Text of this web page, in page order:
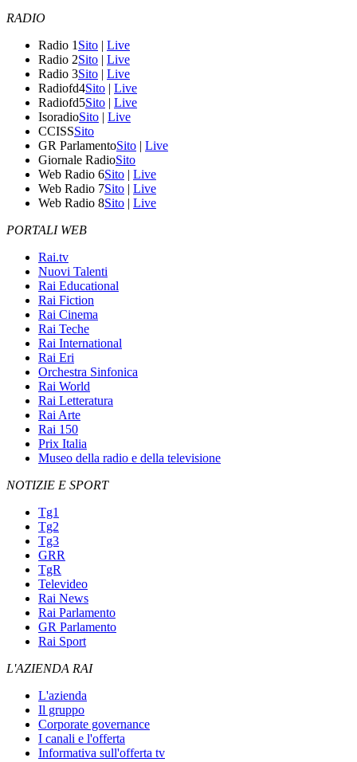
RADIO
Radio 1 Sito | Live
Radio 2Sito | Live
Radio 3Sito | Live
Radiofd4Sito | Live
Radiofd5Sito | Live
IsoradioSito | Live
CCISSSito
GR ParlamentoSito | Live
Giornale RadioSito
Web Radio 6Sito | Live
Web Radio 7Sito | Live
Web Radio 8Sito | Live
PORTALI WEB
Rai.tv
Nuovi Talenti
Rai Educational
Rai Fiction
Rai Cinema
Rai Teche
Rai International
Rai Eri
Orchestra Sinfonica
Rai World
Rai Letteratura
Rai Arte
Rai 150
Prix Italia
Museo della radio e della televisione
NOTIZIE E SPORT
Tg1
Tg2
Tg3
GRR
TgR
Televideo
Rai News
Rai Parlamento
GR Parlamento
Rai Sport
L'AZIENDA RAI
L'azienda
Il gruppo
Corporate governance
I canali e l'offerta
Informativa sull'offerta tv